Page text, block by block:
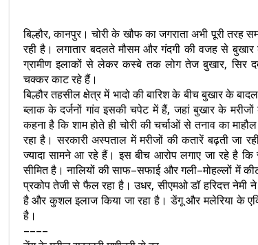
बिल्हौर, कानपुर। चोरी के खौफ का जगराता अभी पूरी तरह
रही है। लगातार बदलते मौसम और गंदगी की वजह से बुखार
ग्रामीण इलाकों से लेकर कस्बे तक लोग तेज बुखार, सिर
चक्कर काट रहे हैं।
बिल्हौर तहसील क्षेत्र में भादो की बारिश के बीच बुखार के
ब्लाक के दर्जनों गांव इसकी चपेट में हैं, जहां बुखार के मरीजों
कहना है कि शाम होते ही चोरी की चर्चाओं से तनाव का
रहा है। सरकारी अस्पताल में मरीजों की कतारें बढ़ती जा
ज्यादा सामने आ रहे हैं। इस बीच आरोप लगाए जा रहे है
सीमित है। नालियों की साफ–सफाई और गली–मोहल्लों में
प्रकोप तेजी से फैल रहा है। उधर, सीएमओ डॉ हरिदत्त नेमी ने
है और कुशल इलाज किया जा रहा है। डेंगू और मलेरिया के
है।
––––